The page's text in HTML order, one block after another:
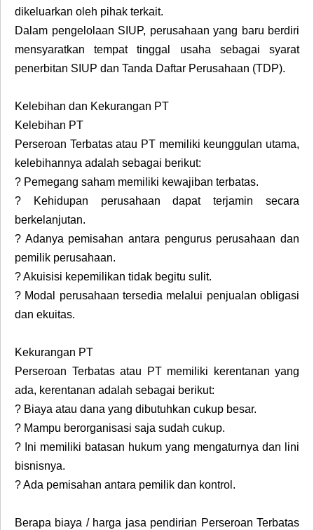
dikeluarkan oleh pihak terkait.
Dalam pengelolaan SIUP, perusahaan yang baru berdiri
mensyaratkan tempat tinggal usaha sebagai syarat
penerbitan SIUP dan Tanda Daftar Perusahaan (TDP).
Kelebihan dan Kekurangan PT
Kelebihan PT
Perseroan Terbatas atau PT memiliki keunggulan utama,
kelebihannya adalah sebagai berikut:
? Pemegang saham memiliki kewajiban terbatas.
?
Kehidupan perusahaan dapat terjamin secara
berkelanjutan.
? Adanya pemisahan antara pengurus perusahaan dan
pemilik perusahaan.
?Akuisisi kepemilikan tidak begitu sulit.
? Modal perusahaan tersedia melalui penjualan obligasi
dan ekuitas.
Kekurangan PT
Perseroan Terbatas atau PT memiliki kerentanan yang
ada, kerentanan adalah sebagai berikut:
? Biaya atau dana yang dibutuhkan cukup besar.
? Mampu berorganisasi saja sudah cukup.
? Ini memiliki batasan hukum yang mengaturnya dan lini
bisnisnya.
?Ada pemisahan antara pemilik dan kontrol.
Berapa biaya / harga jasa pendirian Perseroan Terbatas